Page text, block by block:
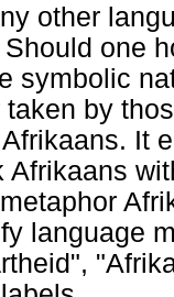
other
one
symbolic
by
It
Afrikaans
language